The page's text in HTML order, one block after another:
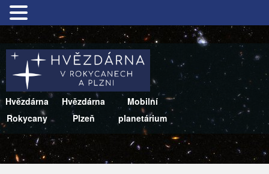
Hvězdárna
Rokycany
Hvězdárna
Plzeň
Mobilní
planetárium